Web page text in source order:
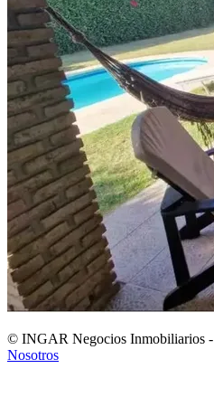
© INGAR Negocios Inmobiliarios -
Nosotros